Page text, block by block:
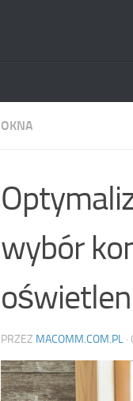
OKNA
wybór
PRZEZ MACOMM.COM.PL